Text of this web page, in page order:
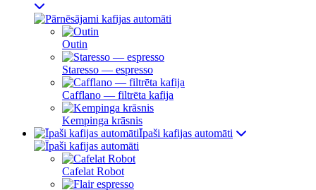
Outin
Staresso — espresso
Cafflano — filtrēta kafija
Kempinga krāsnis
Īpaši kafijas automāti
Cafelat Robot